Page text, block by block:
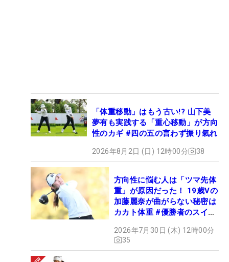
「体重移動」はもう古い!? 山下美
夢有も実践する「重心移動」が方向
性のカギ #四の五の言わず振り氣れ
2026年8月2日 (日) 12時00分 38
方向性に悩む人は「ツマ先体
重」が原因だった！ 19歳Vの
加藤麗奈が曲がらない秘密は
カカト体重 #優勝者のスイン
2026年7月30日 (木) 12時00分
35